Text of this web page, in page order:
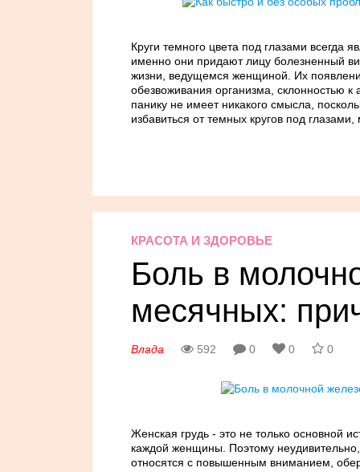
Круги темного цвета под глазами всегда
именно они придают лицу болезненный
жизни, ведущемся женщиной. Их
обезвоживания организма, склонностью
панику не имеет никакого смысла,
избавиться от темных кругов под
КРАСОТА И ЗДОРОВЬЕ
Боль в
месячных:
Влада 592 0 0 0
Женская грудь - это не только основной
каждой женщины. Поэтому
относятся с повышенным вниманием,